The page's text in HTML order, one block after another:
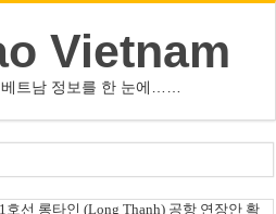
Vietnam
트남 정보를 한 눈에……
성과, 국가 위상 제고에 크게 기여”
호선 롱타인 (Long Thanh) 공항 연장안 확